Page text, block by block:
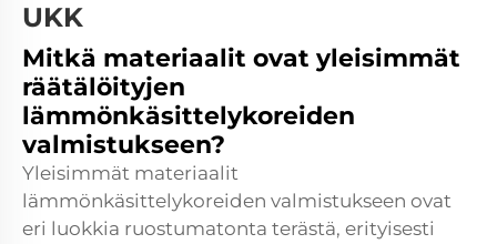
UKK
Mitkä materiaalit ovat yleisimmät
räätälöityjen
lämmönkäsittelykoreiden
valmistukseen?
Yleisimmät materiaalit
lämmönkäsittelykoreiden valmistukseen ovat
eri luokkia ruostumatonta terästä, erityisesti